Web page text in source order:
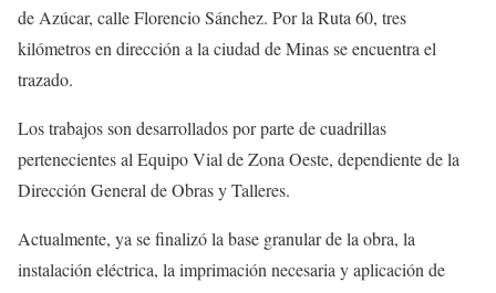
de Azúcar, calle Florencio Sánchez. Por la Ruta 60, tres
kilómetros en dirección a la ciudad de Minas se encuentra el
trazado.
Los trabajos son desarrollados por parte de cuadrillas
pertenecientes al Equipo Vial de Zona Oeste, dependiente de la
Dirección General de Obras y Talleres.
Actualmente, ya se finalizó la base granular de la obra, la
instalación eléctrica, la imprimación necesaria y aplicación de